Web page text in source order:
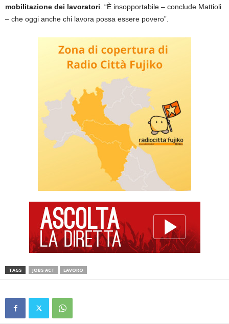
mobilitazione dei lavoratori . “È insopportabile – conclude Mattioli
– che oggi anche chi lavora possa essere povero”.
TAGS JOBS ACT LAVORO